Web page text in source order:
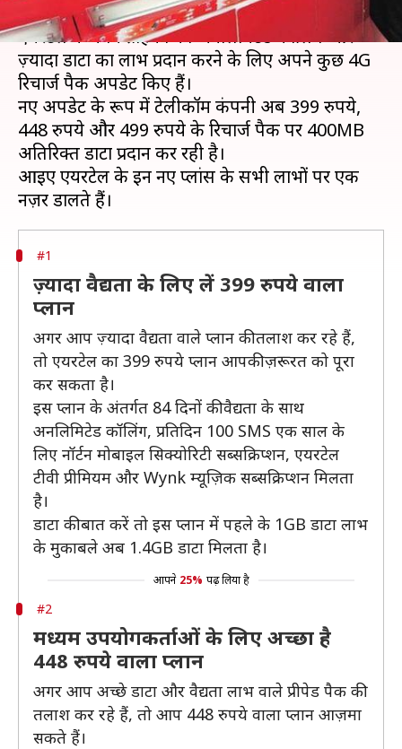
वोडाफोन और रिलायंस जियो को टक्कर देते हुए भारती
एयरटेल ने अपने ग्राहकों को अनलिमिटेड कॉलिंग और
ज़्यादा डाटा का लाभ प्रदान करने के लिए अपने कुछ 4G
रिचार्ज पैक अपडेट किए हैं।
नए अपडेट के रूप में टेलीकॉम कंपनी अब 399 रुपये,
448 रुपये और 499 रुपये के रिचार्ज पैक पर 400MB
अतिरिक्त डाटा प्रदान कर रही है।
आइए एयरटेल के इन नए प्लांस के सभी लाभों पर एक
#1
ज़्यादा वैद्यता के लिए लें 399 रुपये वाला
प्लान
अगर आप ज़्यादा वैद्यता वाले प्लान की तलाश कर रहे हैं,
तो एयरटेल का 399 रुपये प्लान आपकी ज़रूरत को पूरा
कर सकता है।
इस प्लान के अंतर्गत 84 दिनों की वैद्यता के साथ
अनलिमिटेड कॉलिंग, प्रतिदिन 100 SMS एक साल के
लिए नॉर्टन मोबाइल सिक्योरिटी सब्सक्रिप्शन, एयरटेल
टीवी प्रीमियम और Wynk म्यूज़िक सब्सक्रिप्शन मिलता
है।
डाटा की बात करें तो इस प्लान में पहले के 1GB डाटा लाभ
के मुकाबले अब 1.4GB डाटा मिलता है।
आपने 25% पढ़ लिया है
#2
मध्यम उपयोगकर्ताओं के लिए अच्छा है
448 रुपये वाला प्लान
अगर आप अच्छे डाटा और वैद्यता लाभ वाले प्रीपेड पैक की
तलाश कर रहे हैं, तो आप 448 रुपये वाला प्लान आज़मा
सकते हैं।